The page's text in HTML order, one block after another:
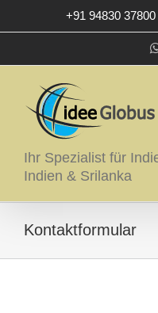
+91 94830 37800
Ihr Spezialist für
Indien & Srilanka
Kontaktformular